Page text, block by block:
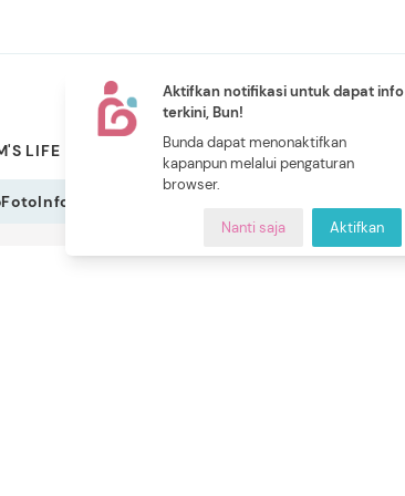
Aktifkan notifikasi untuk dapat info
terkini, Bun!
Bunda dapat menonaktifkan
kapanpun melalui pengaturan
browser.
Nanti saja Aktifkan
LIFE PILIHAN BUNDA
NEW
CERITA BUNDA
FotoInfografis